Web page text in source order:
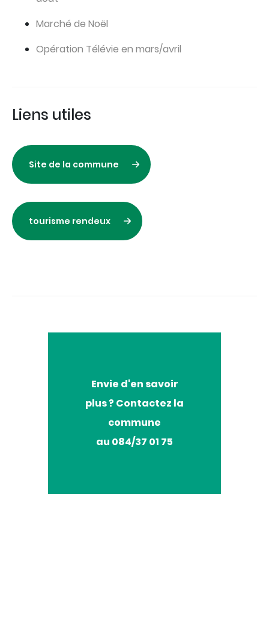
Marché de Noël
Opération Télévie en mars/avril
Liens utiles
Site de la commune
tourisme rendeux
d'en
savoir
Envie d'en savoir
plus ? Contactez la
commune
au 084/37 01 75